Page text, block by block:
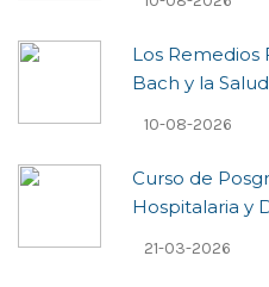
Los Remedios
Bach y la
10-08-2026
Curso de
Hospitalaria y
21-03-2026